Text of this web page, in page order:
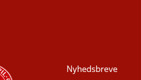
Nyhedsbreve